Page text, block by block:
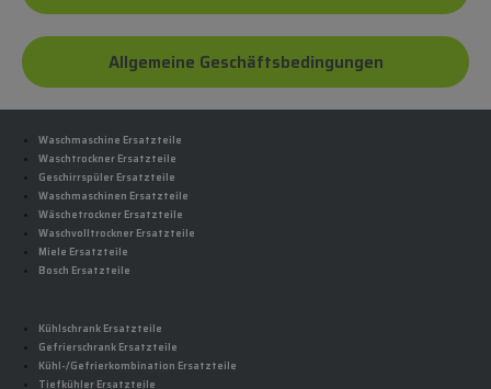
Allgemeine Geschäftsbedingungen
Waschmaschine Ersatzteile
Waschtrockner Ersatzteile
Geschirrspüler Ersatzteile
Waschmaschinen Ersatzteile
Wäschetrockner Ersatzteile
Waschvolltrockner Ersatzteile
Miele Ersatzteile
Bosch Ersatzteile
Kühlschrank Ersatzteile
Gefrierschrank Ersatzteile
Kühl-/Gefrierkombination Ersatzteile
Tiefkühler Ersatzteile